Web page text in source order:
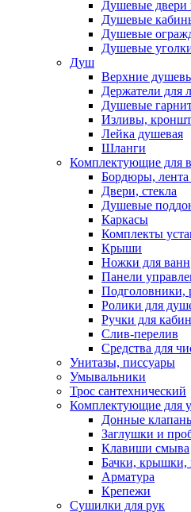
Душевые
Душевые
Душевые
Душевые
Душ
Верхние
Держатели для
Душевые
Изливы,
Лейка душевая
Шланги
Комплектующие для
Бордюры,
Двери, стекла
Душевые
Каркасы
Комплекты
Крыши
Ножки для ванн
Панели
Подголовники,
Ролики для
Ручки для кабин
Слив-перелив
Средства для
Унитазы, писсуары
Умывальники
Трос сантехнический
Комплектующие для
Донные
Заглушки и
Клавиши смыва
Бачки, крышки,
Арматура
Крепежи
Сушилки для рук